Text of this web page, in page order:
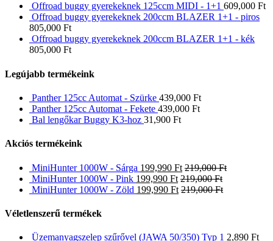
Offroad buggy gyerekeknek 125ccm MIDI - 1+1 609,000 Ft
Offroad buggy gyerekeknek 200ccm BLAZER 1+1 - piros
805,000 Ft
Offroad buggy gyerekeknek 200ccm BLAZER 1+1 - kék
805,000 Ft
Legújabb termékeink
Panther 125cc Automat - Szürke 439,000 Ft
Panther 125cc Automat - Fekete 439,000 Ft
Bal lengőkar Buggy K3-hoz 31,900 Ft
Akciós termékeink
MiniHunter 1000W - Sárga 199,990 Ft 219,000Ft
MiniHunter 1000W - Pink 199,990 Ft 219,000Ft
MiniHunter 1000W - Zöld 199,990 Ft 219,000Ft
Véletlenszerű termékek
Üzemanyagszelep szűrővel (JAWA 50/350) Typ 1 2,890 Ft